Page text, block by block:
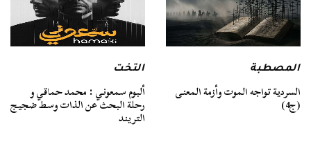
المصطبة
السردية تواجه الموت وأزمة المعنى
(ج4)
التخت
ألبوم سمعوني : محمد حماقي و
رحلة البحث عن الذات وسط ضجيج
التريند